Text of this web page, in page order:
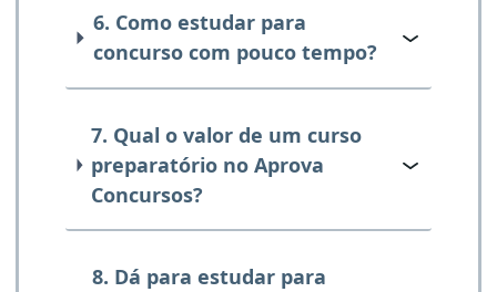
6. Como estudar para
concurso com pouco tempo?
7. Qual o valor de um curso
preparatório no Aprova
Concursos?
8. Dá para estudar para